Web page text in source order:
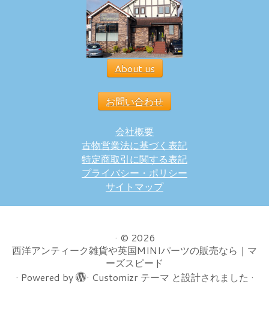
About us
お問い合わせ
会社概要
古物営業法に基づく表記
特定商取引に関する表記
プライバシー・ポリシー
サイトマップ
· © 2026
西洋アンティーク雑貨や英国MINIパーツの販売なら｜マ
ーズスピード
· Powered by · Customizr テーマ と設計されました ·